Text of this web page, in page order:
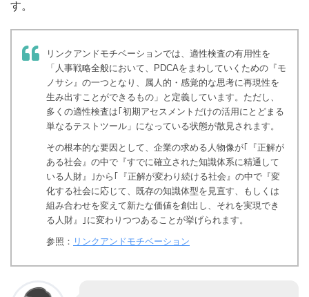
す。
リンクアンドモチベーションでは、適性検査の有用性を
「人事戦略全般において、PDCAをまわしていくための『モ
ノサシ』の一つとなり、属人的・感覚的な思考に再現性を
生み出すことができるもの」と定義しています。ただし、
多くの適性検査は｢初期アセスメントだけの活用にとどまる
単なるテストツール」になっている状態が散見されます。
その根本的な要因として、企業の求める人物像が｢『正解が
ある社会』の中で『すでに確立された知識体系に精通して
いる人財』｣から｢『正解が変わり続ける社会』の中で『変
化する社会に応じて、既存の知識体型を見直す、もしくは
組み合わせを変えて新たな価値を創出し、それを実現でき
る人財』｣に変わりつつあることが挙げられます。
参照： リンクアンドモチベーション